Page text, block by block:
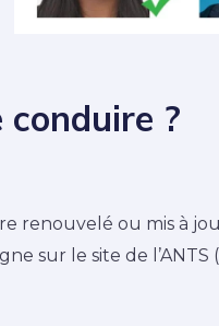
?
renouvelé ou mis à
sur le site de l’ANTS